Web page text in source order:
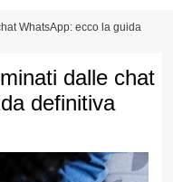
WhatsApp: ecco la guida
dalle chat
definitiva